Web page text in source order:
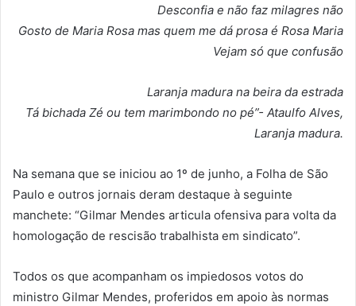
Desconfia e não faz milagres não
Gosto de Maria Rosa mas quem me dá prosa é Rosa Maria
Vejam só que confusão
Laranja madura na beira da estrada
Tá bichada Zé ou tem marimbondo no pé”- Ataulfo Alves,
Laranja madura.
Na semana que se iniciou ao 1º de junho, a Folha de São
Paulo e outros jornais deram destaque à seguinte
manchete: “Gilmar Mendes articula ofensiva para volta da
homologação de rescisão trabalhista em sindicato”.
Todos os que acompanham os impiedosos votos do
ministro Gilmar Mendes, proferidos em apoio às normas